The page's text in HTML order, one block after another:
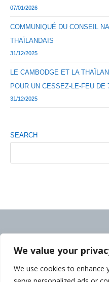
We value your
We use cookies to enhance
07/01/2026
COMMUNIQUÉ DU CONSEIL
THAÏLANDAIS
31/12/2025
LE CAMBODGE ET LA
POUR UN CESSEZ-LE-FEU DE
31/12/2025
SEARCH